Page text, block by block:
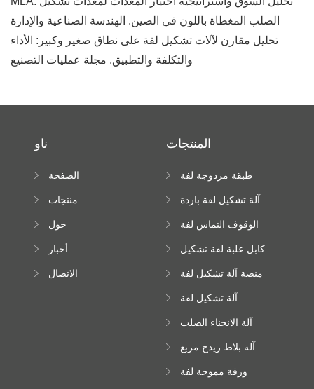
الصلب المغطاة باللون في الصين. الهندسة الصناعية والإدارة
تحليل مقارن لآلات تشكيل لفة على نطاق صغير وكبير: الأداء
والتكلفة والتطبيق. مجلة عمليات التصنيع
ناو
الصفحة
منتجات
حول
أخبار
الاتصال
المنتجات
طبقة مزدوجة لفة
آلة تشكيل لفة باردة
الوقوف التماس لفة
كابل علبة لفة تشكيل
منصة آلة تشكيل لفة
آلة تشكيل لفة
آلة الانحناء الصلب
آلة بلاط ريدج مربع
ورقة مموجة لفة